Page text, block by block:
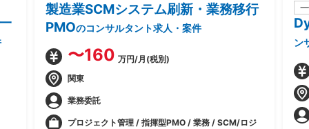
製造業SCMシステム刷新・業務移行
PMOのコンサルタント求人・案件
〜160 万円/月(税別)
関東
業務委託
プロジェクト管理 / 指揮型PMO / 業務 / SCM/ロジ
ン